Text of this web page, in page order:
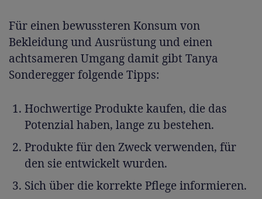
Für einen bewussteren Konsum von
Bekleidung und Ausrüstung und einen
achtsameren Umgang damit gibt Tanya
Sonderegger folgende Tipps:
Hochwertige Produkte kaufen, die das
Potenzial haben, lange zu bestehen.
Produkte für den Zweck verwenden, für
den sie entwickelt wurden.
Sich über die korrekte Pflege informieren.